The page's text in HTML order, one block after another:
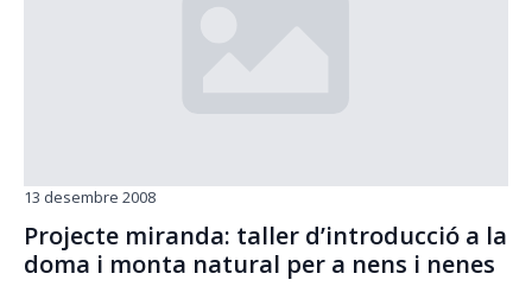
Projecte miranda: taller d’introducció a la
doma i monta natural per a nens i nenes
13 desembre 2008